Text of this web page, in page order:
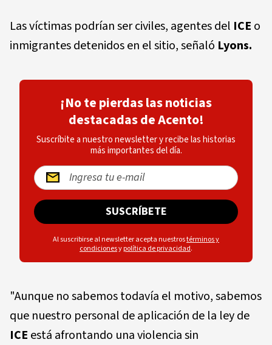
Las víctimas podrían ser civiles, agentes del ICE o
inmigrantes detenidos en el sitio, señaló Lyons.
¡No te pierdas las noticias
destacadas de Acento!
Suscríbite a nuestro newsletter y recibe las historias
más importantes del día.
SUSCRÍBETE
Al suscribirse al newsletter acepta nuestrostérminos y
condicionesypolítica de privacidad.
"Aunque no sabemos todavía el motivo, sabemos
que nuestro personal de aplicación de la ley de
ICE está afrontando una violencia sin